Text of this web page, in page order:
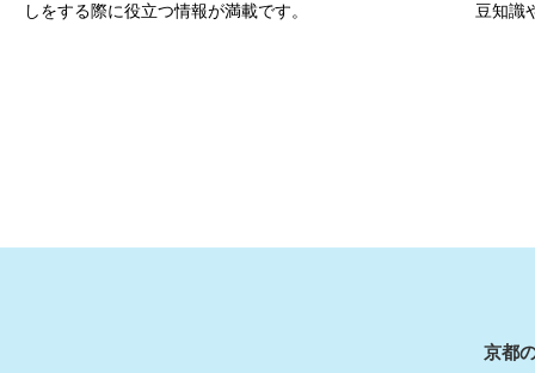
しをする際に役立つ情報が満載です。
豆知識
京都